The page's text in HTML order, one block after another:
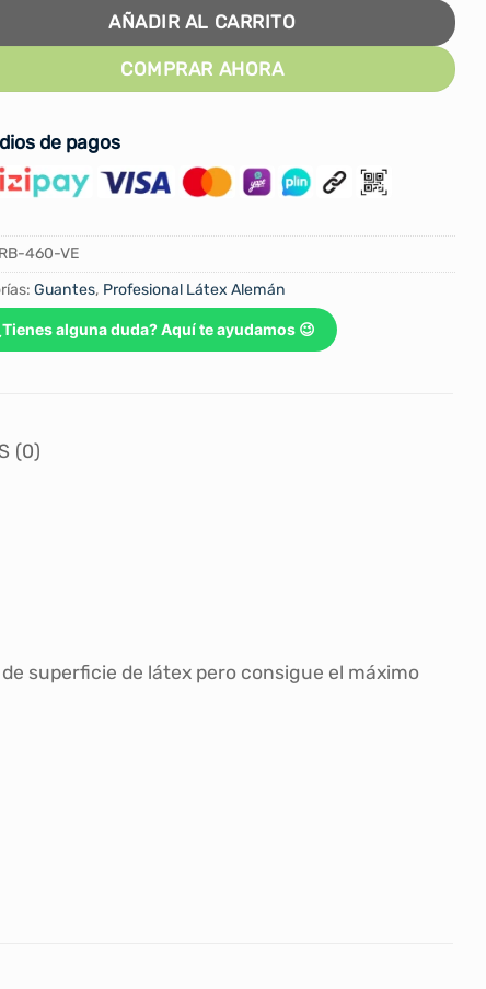
AÑADIR AL CARRITO
COMPRAR AHORA
de pagos
460-VE
Guantes, Profesional Látex Alemán
alguna duda? Aquí te ayudamos 😉
(0)
superficie de látex pero consigue el máximo